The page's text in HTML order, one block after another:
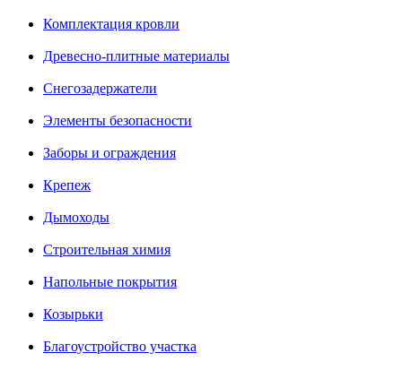
Комплектация кровли
Древесно-плитные материалы
Снегозадержатели
Элементы безопасности
Заборы и ограждения
Крепеж
Дымоходы
Строительная химия
Напольные покрытия
Козырьки
Благоустройство участка